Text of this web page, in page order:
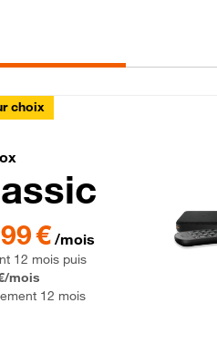
choix
Classic
€ par mois pendant 12 mois puis
€/mois
12 mois puis
mois
12 mois